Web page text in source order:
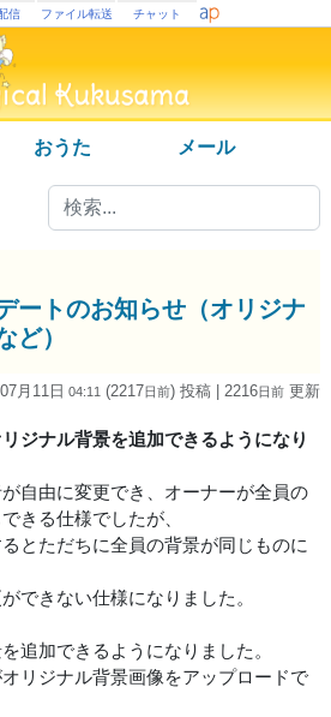
信 ファイル転送 チャット
おうた メール
ートのお知らせ（オリジナ
ど）
月11日 04:11 (2217日前) 投稿 | 2216日前 更新
ジナル背景を追加できるようになり
自由に変更でき、オーナーが全員の
きる仕様でしたが、
とただちに全員の背景が同じものに
できない仕様になりました。
追加できるようになりました。
リジナル背景画像をアップロードで